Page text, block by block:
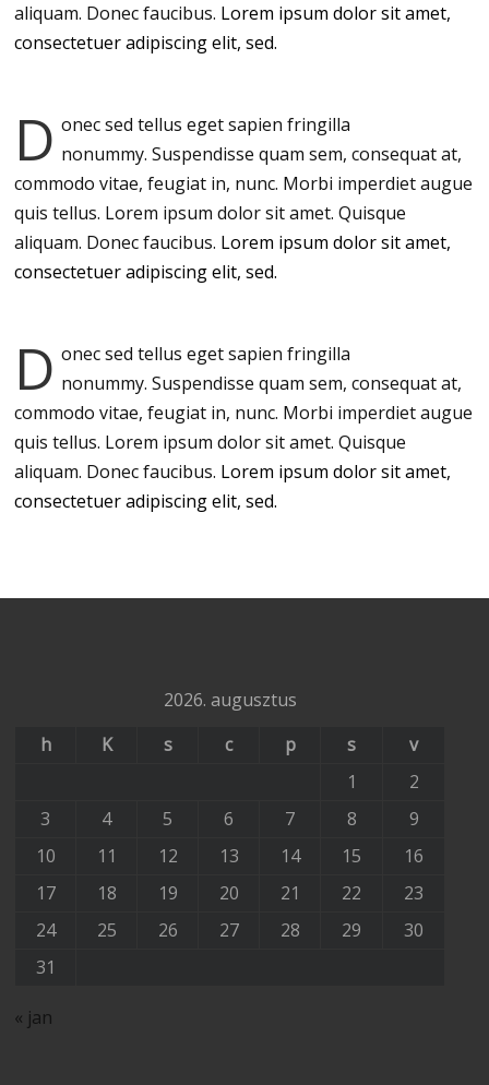
aliquam. Donec faucibus. Lorem ipsum dolor sit amet,
consectetuer adipiscing elit, sed.
D onec sed tellus eget sapien fringilla
nonummy.Suspendisse quam sem, consequat at,
commodo vitae, feugiat in, nunc. Morbi imperdiet augue
quis tellus. Lorem ipsum dolor sit amet. Quisque
aliquam. Donec faucibus. Lorem ipsum dolor sit amet,
consectetuer adipiscing elit, sed.
D onec sed tellus eget sapien fringilla
nonummy.Suspendisse quam sem, consequat at,
commodo vitae, feugiat in, nunc. Morbi imperdiet augue
quis tellus. Lorem ipsum dolor sit amet. Quisque
aliquam. Donec faucibus. Lorem ipsum dolor sit amet,
consectetuer adipiscing elit, sed.
2026. augusztus
h
K s c p s
v
1
2
3
4 5 6 7 8
9
10
11 12 13 14 15
16
17
18 19 20 21 22
23
24
25 26 27 28 29
30
31
« jan